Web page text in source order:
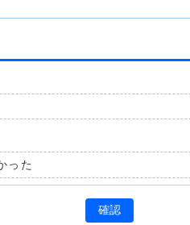
った
確認